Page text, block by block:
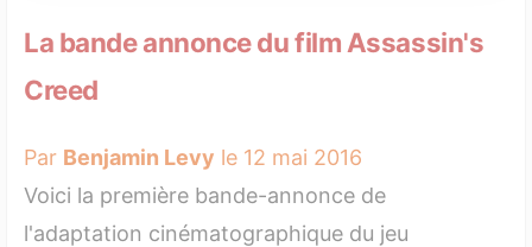
La bande annonce du film Assassin's
Creed
Par Benjamin Levy le 12 mai 2016
Voici la première bande-annonce de
l'adaptation cinématographique du jeu